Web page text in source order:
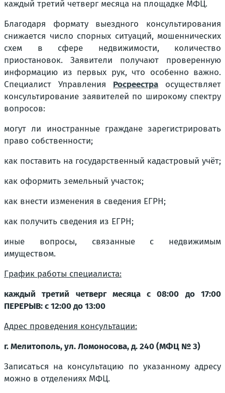
каждый третий четверг месяца на площадке МФЦ.
Благодаря формату выездного консультирования
снижается число спорных ситуаций, мошеннических
схем в сфере недвижимости, количество
приостановок. Заявители получают проверенную
информацию из первых рук, что особенно важно.
Специалист Управления Росреестра осуществляет
консультирование заявителей по широкому спектру
вопросов:
могут ли иностранные граждане зарегистрировать
право собственности;
как поставить на государственный кадастровый учёт;
как оформить земельный участок;
как внести изменения в сведения ЕГРН;
как получить сведения из ЕГРН;
иные вопросы, связанные с недвижимым
имуществом.
График работы специалиста:
каждый третий четверг месяца с 08:00 до 17:00
ПЕРЕРЫВ: с 12:00 до 13:00
Адрес проведения консультации:
г. Мелитополь, ул. Ломоносова, д. 240 (МФЦ № 3)
Записаться на консультацию по указанному адресу
можно в отделениях МФЦ.